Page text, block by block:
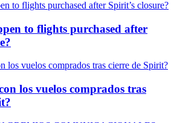
to flights purchased after
los vuelos comprados tras